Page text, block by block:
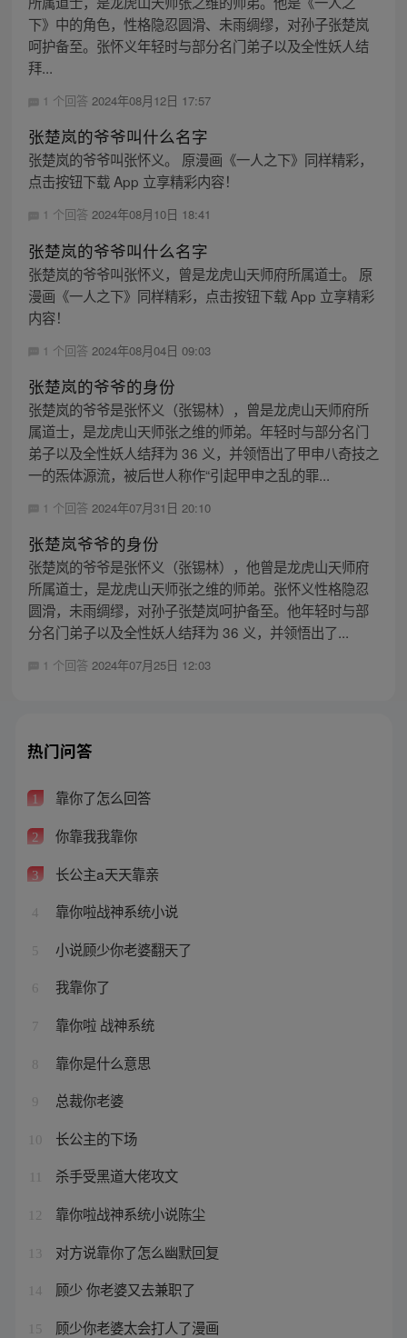
下》中的角色，性格隐忍圆滑、未雨绸缪，对孙子张楚岚
呵护备至。张怀义年轻时与部分名门弟子以及全性妖人结
拜...
1 个回答 2024年08月12日 17:57
张楚岚的爷爷叫什么名字
张楚岚的爷爷叫张怀义。 原漫画《一人之下》同样精彩，
点击按钮下载 App 立享精彩内容！
1 个回答 2024年08月10日 18:41
张楚岚的爷爷叫什么名字
张楚岚的爷爷叫张怀义，曾是龙虎山天师府所属道士。 原
漫画《一人之下》同样精彩，点击按钮下载 App 立享精彩
内容！
1 个回答 2024年08月04日 09:03
张楚岚的爷爷的身份
张楚岚的爷爷是张怀义（张锡林），曾是龙虎山天师府所
属道士，是龙虎山天师张之维的师弟。年轻时与部分名门
弟子以及全性妖人结拜为 36 义，并领悟出了甲申八奇技之
一的炁体源流，被后世人称作“引起甲申之乱的罪...
1 个回答 2024年07月31日 20:10
张楚岚爷爷的身份
张楚岚的爷爷是张怀义（张锡林），他曾是龙虎山天师府
所属道士，是龙虎山天师张之维的师弟。张怀义性格隐忍
圆滑，未雨绸缪，对孙子张楚岚呵护备至。他年轻时与部
分名门弟子以及全性妖人结拜为 36 义，并领悟出了...
1 个回答 2024年07月25日 12:03
热门问答
1 靠你了怎么回答
2 你靠我我靠你
3 长公主a天天靠亲
4 靠你啦战神系统小说
5 小说顾少你老婆翻天了
6 我靠你了
7 靠你啦 战神系统
8 靠你是什么意思
9 总裁你老婆
10 长公主的下场
杀手受黑道大佬攻文
12 靠你啦战神系统小说陈尘
13 对方说靠你了怎么幽默回复
14 顾少 你老婆又去兼职了
15 顾少你老婆太会打人了漫画